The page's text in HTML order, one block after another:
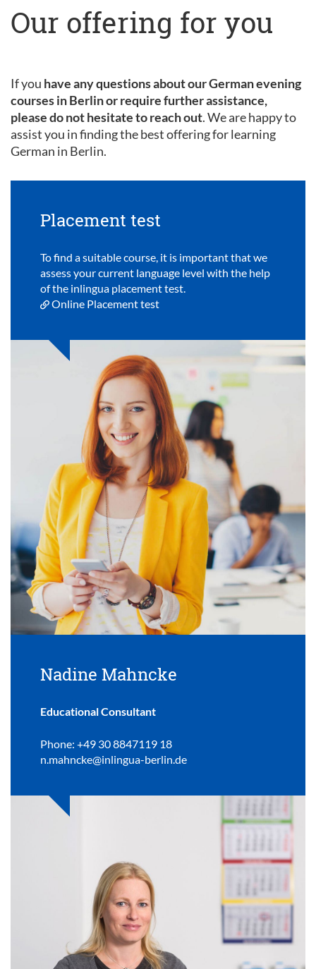
Our offering for you
If you have any questions about our German evening
courses in Berlin or require further assistance,
please do not hesitate to reach out. We are happy to
assist you in finding the best offering for learning
German in Berlin.
Placement test
To find a suitable course, it is important that we
assess your current language level with the help
of the inlingua placement test.
Online Placement test
Nadine Mahncke
Educational Consultant
Phone: +49 30 8847119 18
n.mahncke@inlingua-berlin.de